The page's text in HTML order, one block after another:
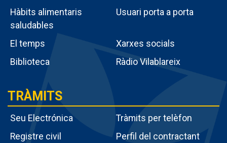
Hàbits alimentaris
saludables
Usuari porta a porta
El temps
Xarxes socials
Biblioteca
Ràdio Vilablareix
TRÀMITS
Seu Electrónica
Tràmits per telèfon
Registre civil
Perfil del contractant